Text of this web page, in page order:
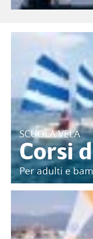
SCUOLA VELA
Corsi
Per adulti e